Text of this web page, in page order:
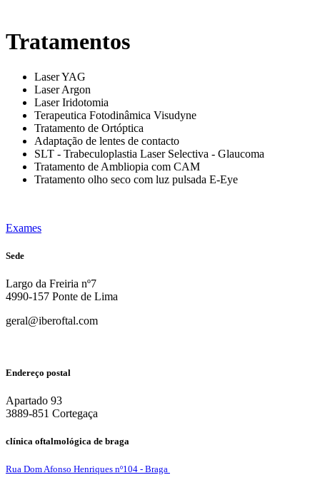
Tratamentos
Laser YAG
Laser Argon
Laser Iridotomia
Terapeutica Fotodinâmica Visudyne
Tratamento de Ortóptica
Adaptação de lentes de contacto
SLT - Trabeculoplastia Laser Selectiva - Glaucoma
Tratamento de Ambliopia com CAM
Tratamento olho seco com luz pulsada E-Eye
Exames
Sede
Largo da Freiria nº7
4990-157 Ponte de Lima
geral@iberoftal.com
Endereço postal
Apartado 93
3889-851 Cortegaça
clínica oftalmológica de braga
Rua Dom Afonso Henriques nº104 - Braga